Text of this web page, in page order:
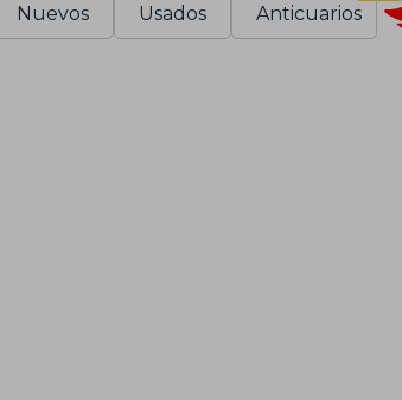
Nuevos Usados Anticuarios